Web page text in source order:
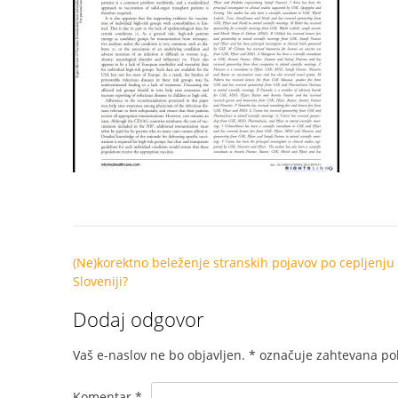
Post
navigation
(Ne)korektno beleženje stranskih pojavov po cepljenju
Sloveniji?
Dodaj odgovor
Vaš e-naslov ne bo objavljen. * označuje zahtevana